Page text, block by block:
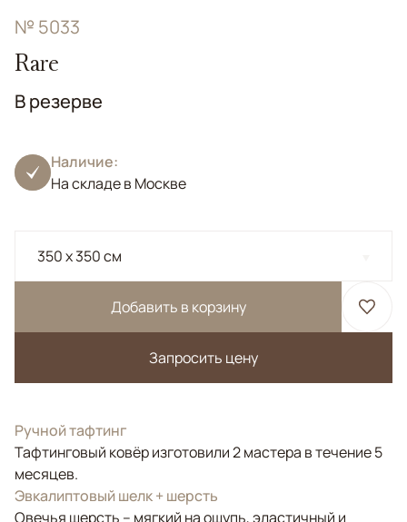
№ 5033
Rare
В резерве
Наличие:
На складе в Москве
350 x 350 см
Добавить в корзину
Запросить цену
Ручной тафтинг
Тафтинговый ковёр изготовили 2 мастера в течение 5
месяцев.
Эвкалиптовый шелк + шерсть
Овечья шерсть – мягкий на ощупь, эластичный и